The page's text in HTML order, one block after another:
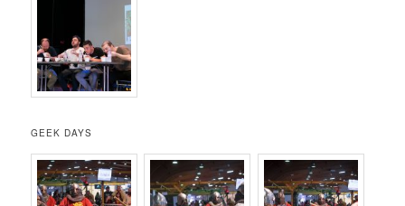
GEEK DAYS